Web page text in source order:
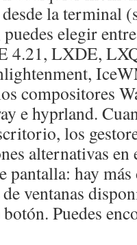
la terminal
elegir
4.21, LXDE,
compositores
e hyprland.
los
alternativas
pantalla: hay
ventanas
Puedes